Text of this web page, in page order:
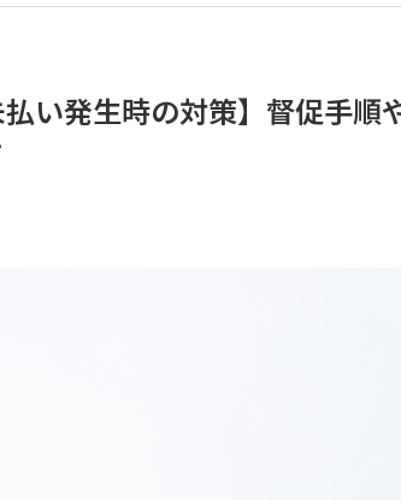
払い発生時の対策】督促手